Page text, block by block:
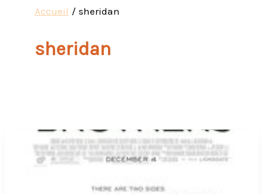
Accueil sheridan
sheridan